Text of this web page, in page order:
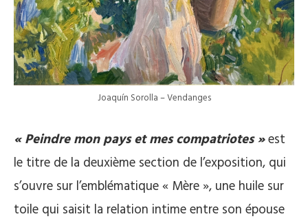
Joaquín Sorolla – Vendanges
« Peindre mon pays et mes compatriotes »est
le titre de la deuxième section de l’exposition, qui
s’ouvre sur l’emblématique « Mère », une huile sur
toile qui saisit la relation intime entre son épouse